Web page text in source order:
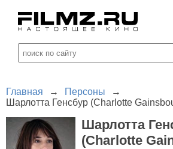
Главная → Персоны
→
Шарлотта Генсбур (Charlotte
Шарлотта
(Charlotte